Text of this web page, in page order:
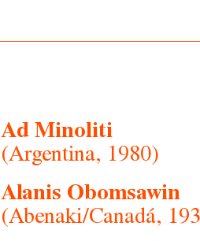
Ad Minoliti
(Argentina, 1980)
Alanis Obomsawin
(Abenaki/Canadá,